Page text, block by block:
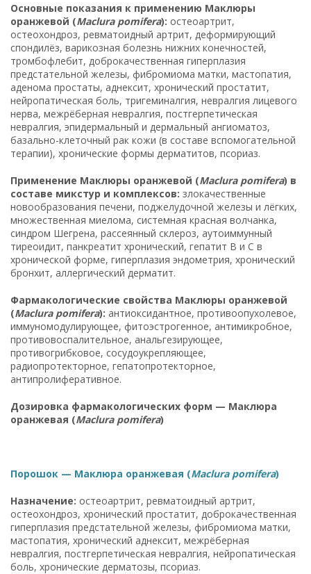
Основные показания к применению Маклюры
оранжевой (Maclura pomifera): остеоартрит,
остеохондроз, ревматоидный артрит, деформирующий
спондилёз, варикозная болезнь нижних конечностей,
тромбофлебит, доброкачественная гиперплазия
предстательной железы, фибромиома матки, мастопатия,
аденома простаты, аднексит, хронический простатит,
нейропатическая боль, тригеминалгия, невралгия лицевого
нерва, межрёберная невралгия, постгерпетическая
невралгия, эпидермальный и дермальный ангиоматоз,
базально-клеточный рак кожи (в составе вспомогательной
терапии), хронические формы дерматитов, псориаз.
Применение Маклюры оранжевой (Maclura pomifera) в
составе микстур и комплексов: злокачественные
новообразования печени, поджелудочной железы и лёгких,
множественная миелома, системная красная волчанка,
синдром Шегрена, рассеянный склероз, аутоиммунный
тиреоидит, панкреатит хронический, гепатит В и С в
хронической форме, гиперплазия эндометрия, хронический
бронхит, аллергический дерматит.
Фармакологические свойства Маклюры оранжевой
(Maclura pomifera): антиоксидантное, противоопухолевое,
иммуномодулирующее, фитоэстрогенное, антимикробное,
противовоспалительное, анальгезирующее,
противогрибковое, сосудоукрепляющее,
радиопротекторное, гепатопротекторное,
антипролиферативное.
Дозировка фармакологических форм — Маклюра
оранжевая (Maclura pomifera)
Порошок — Маклюра оранжевая (Maclura pomifera)
Назначение: остеоартрит, ревматоидный артрит,
остеохондроз, хронический простатит, доброкачественная
гиперплазия предстательной железы, фибромиома матки,
мастопатия, хронический аднексит, межрёберная
невралгия, постгерпетическая невралгия, нейропатическая
боль, хронические дерматозы, псориаз.